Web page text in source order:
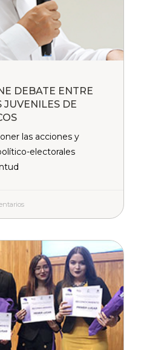
DEBATE ENTRE
JUVENILES DE
las acciones y
electorales